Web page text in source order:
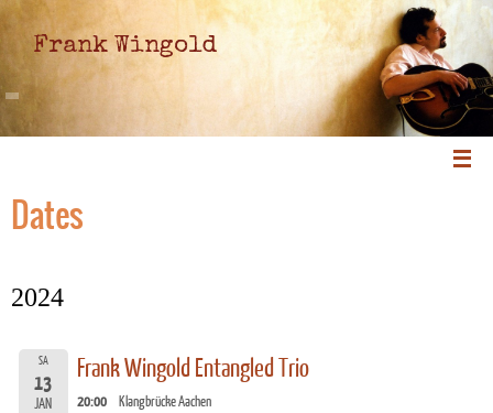
Frank Wingold
Dates
2024
SA
13
JAN
Frank Wingold Entangled Trio
20:00 Klangbrücke Aachen